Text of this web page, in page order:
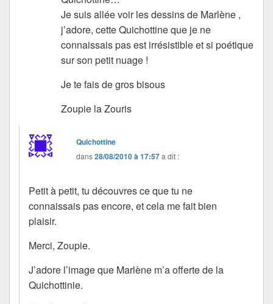
Je suis allée voir les dessins de Marlène ,
j’adore, cette Quichottine que je ne
connaissais pas est irrésistible et si poétique
sur son petit nuage !
Je te fais de gros bisous
Zoupie la Zouris
Quichottine
dans28/08/2010 à 17:57a dit :
Petit à petit, tu découvres ce que tu ne
connaissais pas encore, et cela me fait bien
plaisir.
Merci, Zoupie.
J’adore l’image que Marlène m’a offerte de la
Quichottinie.